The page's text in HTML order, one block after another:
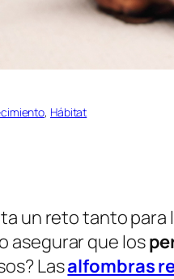
, Hábitat
un reto tanto para
asegurar que los
Lasalfombras